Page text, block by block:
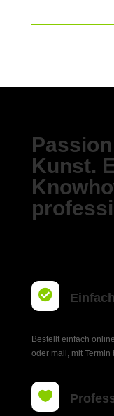
Kunst.

Bestellt einfach
oder mail, mit Termin
